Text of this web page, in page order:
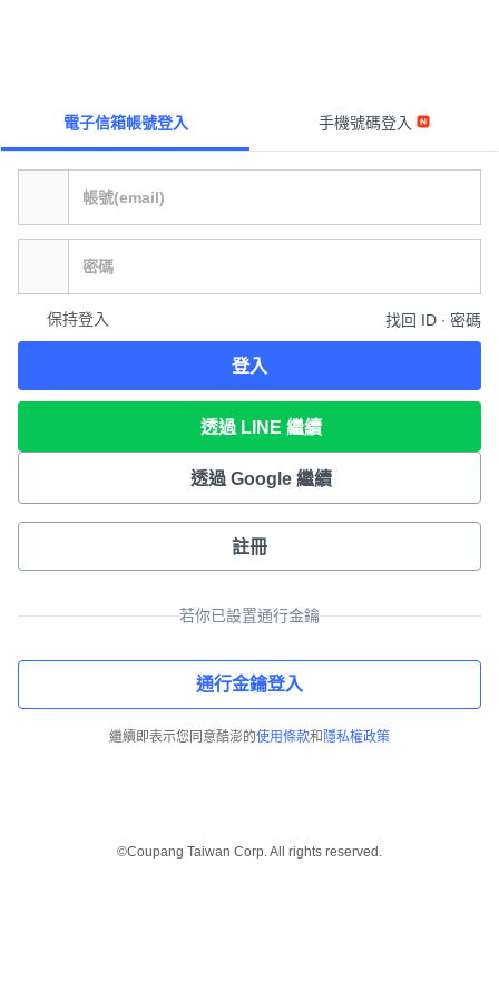
電子信箱帳號登入 手機號碼登入
保持登入 找回 ID ∙ 密碼
登入
透過 LINE 繼續
透過 Google 繼續
註冊
若你已設置通行金鑰
通行金鑰登入
繼續即表示您同意酷澎的使用條款和 隱私權政策
©Coupang Taiwan Corp. All rights reserved.